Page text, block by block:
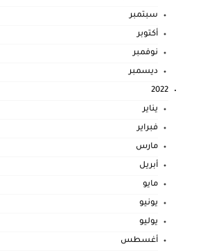
سبتمبر
أكتوبر
نوفمبر
ديسمبر
2022
يناير
فبراير
مارس
أبريل
مايو
يونيو
يوليو
أغسطس